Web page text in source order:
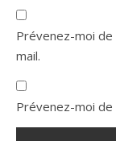
Prévenez-moi
mail.
Prévenez-moi de